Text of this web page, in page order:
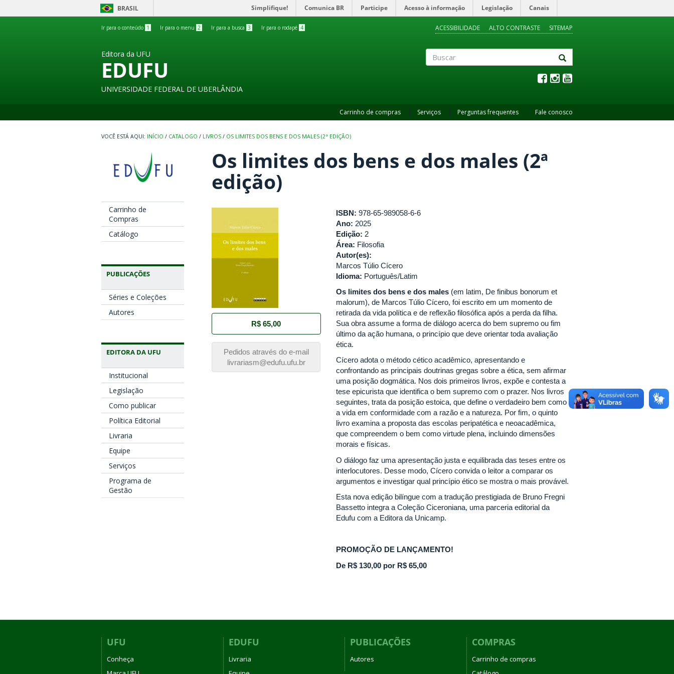
BRASIL Simplifique! Comunica BR Participe Acesso à informação Legislação Canais
Ir para o conteúdo 1 Ir para o menu 2 Ir para a busca 3 Ir para o rodapé 4 ACESSIBILIDADE ALTO CONTRASTE SITEMAP
Editora da UFU
EDUFU
UNIVERSIDADE FEDERAL DE UBERLÂNDIA
Carrinho de compras Serviços Perguntas frequentes Fale conosco
INÍCIO / CATALOGO / LIVROS / OS LIMITES DOS BENS E DOS MALES (2ª EDIÇÃO)
Carrinho de
Compras
Catálogo
PUBLICAÇÕES
Séries e Coleções
Autores
EDITORA DA UFU
Institucional
Legislação
Como publicar
Política Editorial
Livraria
Equipe
Serviços
Programa de
Gestão
Os limites dos bens e dos males (2ª
edição)
R$ 65,00
Pedidos através do e-mail
livrariasm@edufu.ufu.br
ISBN: 978-65-989058-6-6
Ano: 2025
Edição: 2
Área: Filosofia
Autor(es):
Marcos Túlio Cícero
Idioma: Português/Latim
Os limites dos bens e dos males(em latim, De finibus bonorum et
malorum), de Marcos Túlio Cícero, foi escrito em um momento de
retirada da vida política e de reflexão filosófica após a perda da filha.
Sua obra assume a forma de diálogo acerca do bem supremo ou fim
último da ação humana, o princípio que deve orientar toda avaliação
ética.
Cícero adota o método cético acadêmico, apresentando e
confrontando as principais doutrinas gregas sobre a ética, sem afirmar
uma posição dogmática. Nos dois primeiros livros, expõe e contesta a
tese epicurista que identifica o bem supremo com o prazer. Nos livros
seguintes, trata da posição estoica, que define o verdadeiro bem como
a vida em conformidade com a razão e a natureza. Por fim, o quinto
livro examina a proposta das escolas peripatética e neoacadêmica,
que compreendem o bem como virtude plena, incluindo dimensões
morais e físicas.
O diálogo faz uma apresentação justa e equilibrada das teses entre os
interlocutores. Desse modo, Cícero convida o leitor a comparar os
argumentos e investigar qual princípio ético se mostra o mais provável.
Esta nova edição bilíngue com a tradução prestigiada de Bruno Fregni
Bassetto integra a Coleção Ciceroniana, uma parceria editorial da
Edufu com a Editora da Unicamp.
PROMOÇÃO DE LANÇAMENTO!
De R$ 130,00 por R$ 65,00
UFU
Conheça
EDUFU
Livraria
PUBLICAÇÕES
Autores
COMPRAS
Carrinho de compras